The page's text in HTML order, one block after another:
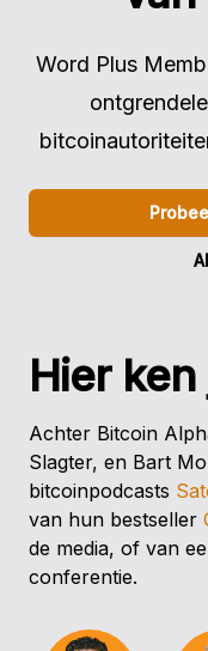
Word Plus
Hier
Achter Bitcoin
Slagter, en Bart
bitcoinpodcasts
van hun bestseller
de media, of van
conferentie.